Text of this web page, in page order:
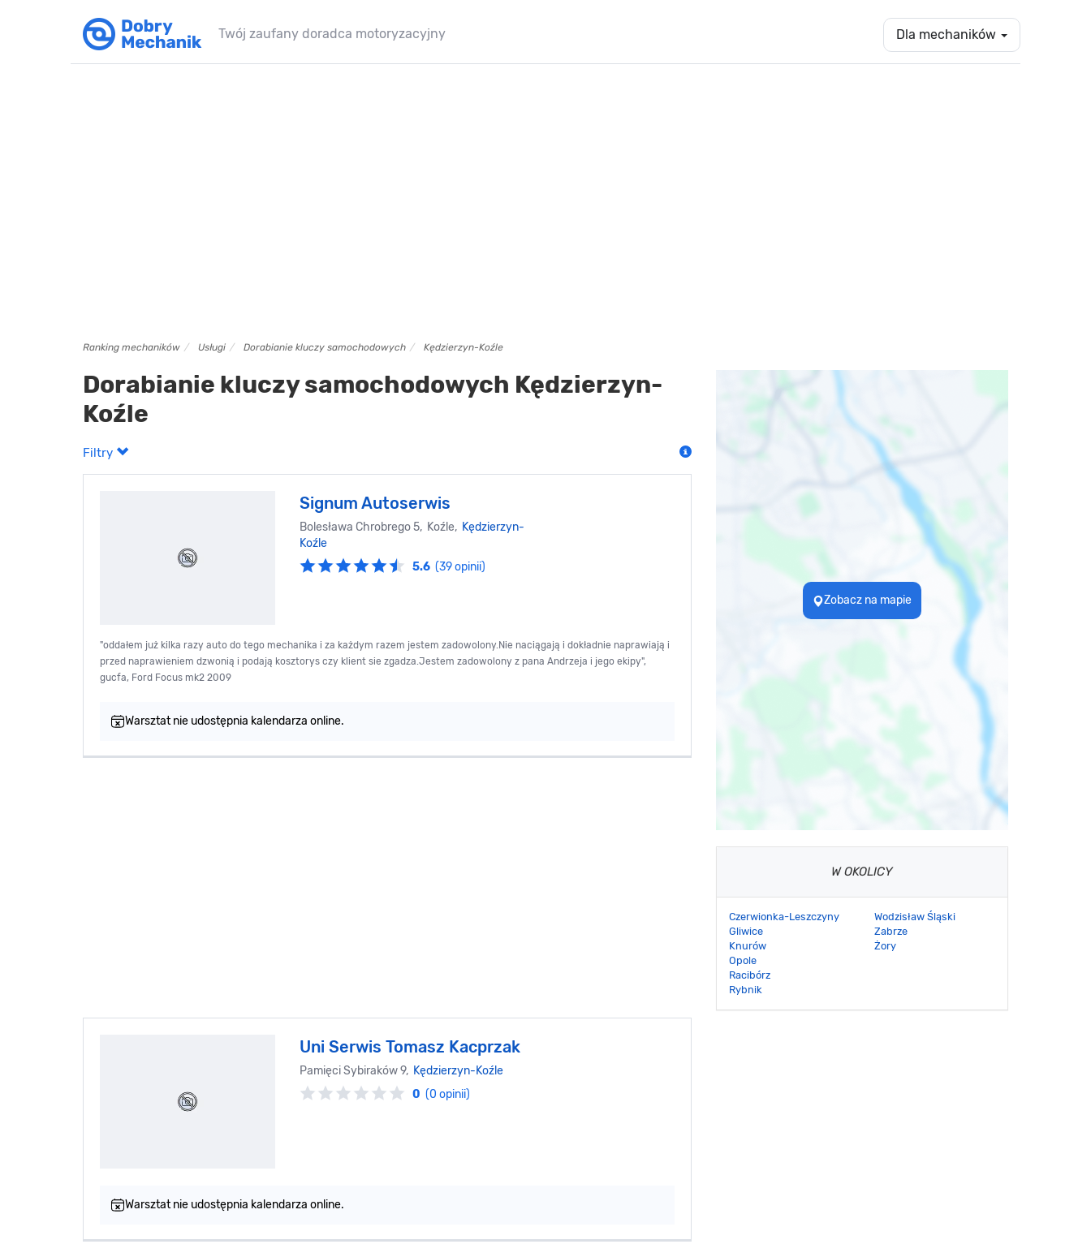
Twój zaufany doradca motoryzacyjny Dla mechaników
Ranking mechaników Usługi Dorabianie kluczy samochodowych Kędzierzyn-Koźle
Dorabianie kluczy samochodowych Kędzierzyn-
Koźle
Filtry
Signum Autoserwis
Bolesława Chrobrego 5, Koźle, Kędzierzyn-
Koźle
5.6 (39 opinii)
"oddałem już kilka razy auto do tego mechanika i za każdym razem jestem zadowolony.Nie naciągają i dokładnie naprawiają i
przed naprawieniem dzwonią i podają kosztorys czy klient sie zgadza.Jestem zadowolony z pana Andrzeja i jego ekipy",
gucfa, Ford Focus mk2 2009
Warsztat nie udostępnia kalendarza online.
Uni Serwis Tomasz Kacprzak
Pamięci Sybiraków 9, Kędzierzyn-Koźle
0 (0 opinii)
Warsztat nie udostępnia kalendarza online.
Zobacz na mapie
W OKOLICY
Czerwionka-Leszczyny
Gliwice
Knurów
Opole
Racibórz
Rybnik
Wodzisław Śląski
Zabrze
Żory